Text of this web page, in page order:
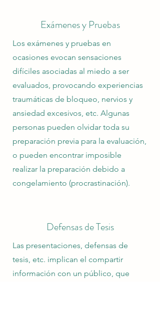
Exámenes y Pruebas
Los exámenes y pruebas en
ocasiones evocan sensaciones
difíciles asociadas al miedo a ser
evaluados, provocando experiencias
traumáticas de bloqueo, nervios y
ansiedad excesivos, etc. Algunas
personas pueden olvidar toda su
preparación previa para la evaluación,
o pueden encontrar imposible
realizar la preparación debido a
congelamiento (procrastinación).
Defensas de Tesis
Las presentaciones, defensas de
tesis, etc. implican el compartir
información con un público, que